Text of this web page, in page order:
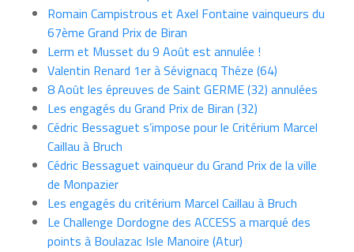
Romain Campistrous et Axel Fontaine vainqueurs du
67ème Grand Prix de Biran
Lerm et Musset du 9 Août est annulée !
Valentin Renard 1er à Sévignacq Théze (64)
8 Août les épreuves de Saint GERME (32) annulées
Les engagés du Grand Prix de Biran (32)
Cédric Bessaguet s’impose pour le Critérium Marcel
Caillau à Bruch
Cédric Bessaguet vainqueur du Grand Prix de la ville
de Monpazier
Les engagés du critérium Marcel Caillau à Bruch
Le Challenge Dordogne des ACCESS a marqué des
points à Boulazac Isle Manoire (Atur)